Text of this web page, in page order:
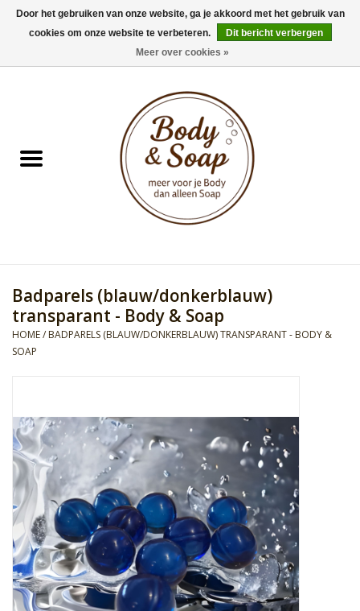
0 Artikelen - €0,00
Doucheproducten
Kids Collection
Men's Collection
Skin Collection
Soap
Verpakking
Reviews
Badparels (blauw/donkerblauw)
transparant - Body & Soap
HOME/ BADPARELS (BLAUW/DONKERBLAUW) TRANSPARANT - BODY &
SOAP
Door het gebruiken van onze website, ga je akkoord met het gebruik van
cookies om onze website te verbeteren.
Dit bericht verbergen
Meer over cookies »